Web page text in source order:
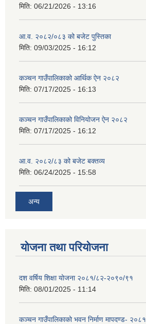
मिति: 06/21/2026 - 13:16
आ.व. २०८२/०८३ को बजेट पुस्तिका
मिति: 09/03/2025 - 16:12
कञ्‍चन गाउँपालिकाको आर्थिक ऐन २०८२
मिति: 07/17/2025 - 16:13
कञ्‍चन गाउँपालिकाको विनियोजन ऐन २०८२
मिति: 07/17/2025 - 16:12
आ.व. २०८२/८३ को बजेट बक्तव्य
मिति: 06/24/2025 - 15:58
अन्य
योजना तथा परियोजना
दश वर्षिय शिक्षा योजना २०८१/८२-२०९०/९१
मिति: 08/01/2025 - 11:14
कञ्‍चन गाउँपालिकाको भवन निर्माण मापदण्ड- २०८१